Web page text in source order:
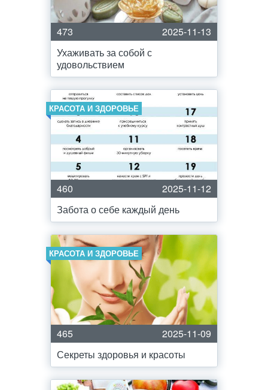
473
2025-11-13
Ухаживать за собой с
удовольствием
КРАСОТА И ЗДОРОВЬЕ
460
2025-11-12
Забота о себе каждый день
КРАСОТА И ЗДОРОВЬЕ
465
2025-11-09
Секреты здоровья и красоты